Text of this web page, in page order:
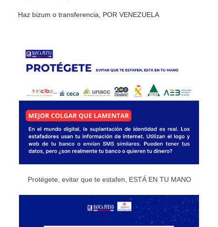
Haz bizum o transferencia, POR VENEZUELA
Protégete, evitar que te estafen, ESTÁ EN TU MANO